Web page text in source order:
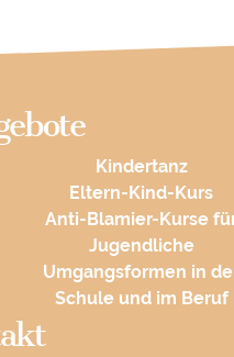
Kindertanz
Eltern-Kind-Kurs
Anti-Blamier-Kurse
Jugendliche
Umgangsformen in
Schule und im Beruf